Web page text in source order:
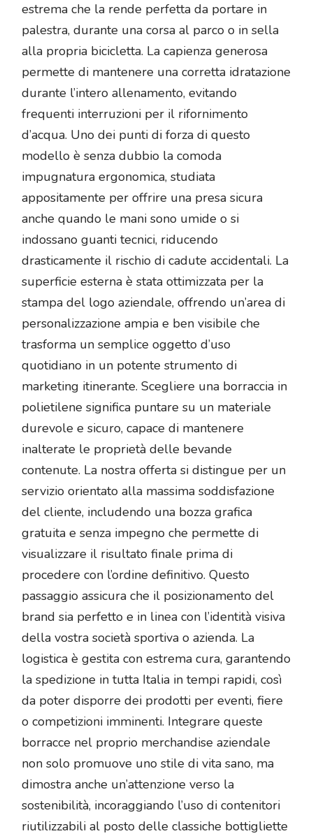
estrema che la rende perfetta da portare in
palestra, durante una corsa al parco o in sella
alla propria bicicletta. La capienza generosa
permette di mantenere una corretta idratazione
durante l’intero allenamento, evitando
frequenti interruzioni per il rifornimento
d’acqua. Uno dei punti di forza di questo
modello è senza dubbio la comoda
impugnatura ergonomica, studiata
appositamente per offrire una presa sicura
anche quando le mani sono umide o si
indossano guanti tecnici, riducendo
drasticamente il rischio di cadute accidentali. La
superficie esterna è stata ottimizzata per la
stampa del logo aziendale, offrendo un’area di
personalizzazione ampia e ben visibile che
trasforma un semplice oggetto d’uso
quotidiano in un potente strumento di
marketing itinerante. Scegliere una borraccia in
polietilene significa puntare su un materiale
durevole e sicuro, capace di mantenere
inalterate le proprietà delle bevande
contenute. La nostra offerta si distingue per un
servizio orientato alla massima soddisfazione
del cliente, includendo una bozza grafica
gratuita e senza impegno che permette di
visualizzare il risultato finale prima di
procedere con l’ordine definitivo. Questo
passaggio assicura che il posizionamento del
brand sia perfetto e in linea con l’identità visiva
della vostra società sportiva o azienda. La
logistica è gestita con estrema cura, garantendo
la spedizione in tutta Italia in tempi rapidi, così
da poter disporre dei prodotti per eventi, fiere
o competizioni imminenti. Integrare queste
borracce nel proprio merchandise aziendale
non solo promuove uno stile di vita sano, ma
dimostra anche un’attenzione verso la
sostenibilità, incoraggiando l’uso di contenitori
riutilizzabili al posto delle classiche bottigliette